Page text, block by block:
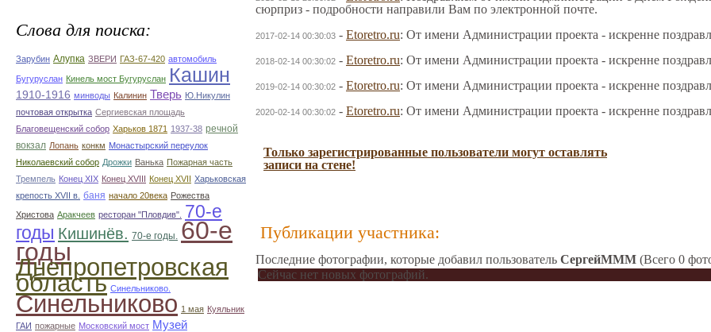
Слова для поиска:
Зарубин Алупка ЗВЕРИ ГАЗ-67-420 автомобиль
Бугуруслан Кинель мост Бугуруслан Кашин
1910-1916 минводы Калинин Тверь Ю.Никулин
почтовая открытка Сергиевская площадь
Благовещенский собор Харьков 1871 1937-38 речной
вокзал Лопань конкм Монастырский переулок
Николаевский собор Дрожки Ванька Пожарная часть
Тремпель Конец XIX Конец XVIII Конец XVII Харьковская
крепость XVII в. баня начало 20века Рожества
Христова Аракчеев ресторан "Пловдив".
70-е
годы Кишинёв. 70-е годы. 60-е
годы
Днепропетровская
область Синельниково.
Синельниково 1 мая Куяльник
ГАИ пожарные Московский мост Музей
сюрприз - подробности направили Вам по электронной почте.
2017-02-14 00:30:03 - Etoretro.ru: От имени Администрации проекта - искренне
2018-02-14 00:30:02 - Etoretro.ru: От имени Администрации проекта - искренне
2019-02-14 00:30:02 - Etoretro.ru: От имени Администрации проекта - искренне
2020-02-14 00:30:02 - Etoretro.ru: От имени Администрации проекта - искренне
Только зарегистрированные пользователи могут оставлять
записи на стене!
Публикации участника:
Последние фотографии, которые добавил пользователь СергейМММ (Всего 0
Сейчас нет новых фотографий.